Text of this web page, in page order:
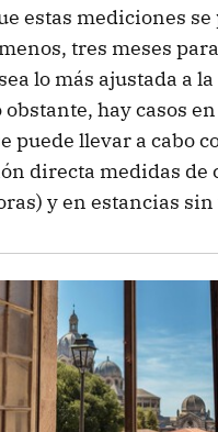
estas mediciones
tres meses
lo más ajustada a
hay casos
puede llevar a cabo
directa medidas de
y en estancias